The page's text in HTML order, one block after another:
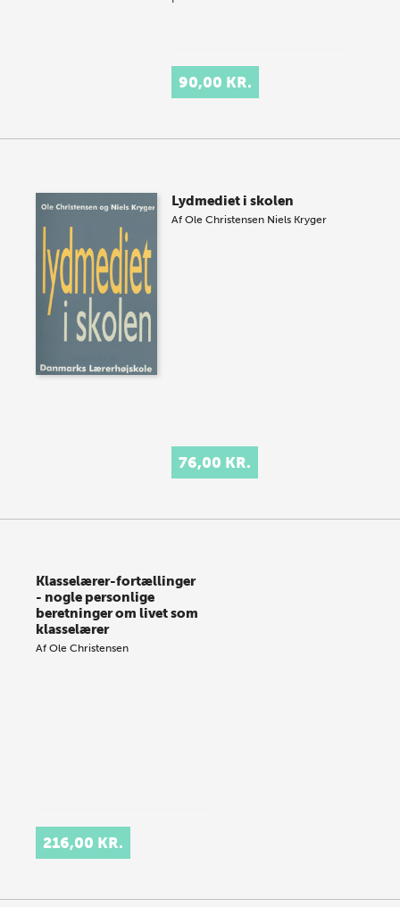
90,00 KR.
Lydmediet i skolen
AfOle Christensen Niels Kryger
76,00 KR.
Klasselærer-fortællinger
- nogle personlige
beretninger om livet som
klasselærer
Af Ole Christensen
216,00 KR.